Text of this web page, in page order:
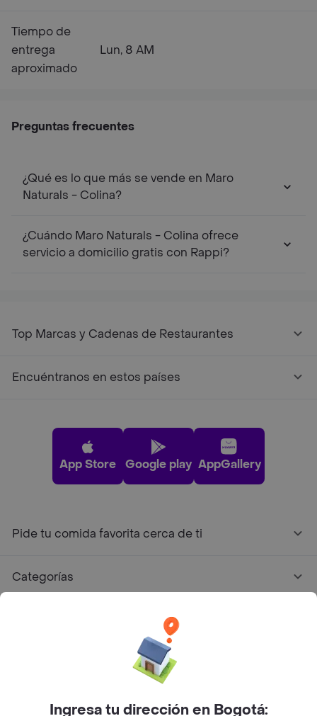
Tiempo de
entrega
aproximado
Lun, 8 AM
Preguntas frecuentes
¿Qué es lo que más se vende en Maro
Naturals - Colina?
¿Cuándo Maro Naturals - Colina ofrece
servicio a domicilio gratis con Rappi?
Top Marcas y Cadenas de Restaurantes
Encuéntranos en estos países
App Store Google play AppGallery
Pide tu comida favorita cerca de ti
Categorías
Facebook
Twitter
Instagram
Ingresa tu dirección en Bogotá: